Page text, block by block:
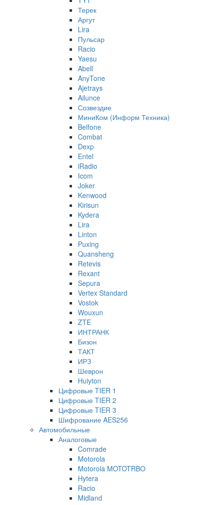
Терек
Аргут
Lira
Пульсар
Racio
Yaesu
Abell
AnyTone
Ajetrays
Ailunce
Созвездие
МиниКом (Информ Техника)
Belfone
Combat
Dexp
Entel
iRadio
Icom
Joker
Kenwood
Kirisun
Kydera
Lira
Linton
Puxing
Quansheng
Retevis
Rexant
Sepura
Vertex Standard
Vostok
Wouxun
ZTE
ИНТРАНК
Бизон
ТАКТ
ИРЗ
Шеврон
Huiyton
Цифровые TIER 1
Цифровые TIER 2
Цифровые TIER 3
Шифрование AES256
Автомобильные
Аналоговые
Comrade
Motorola
Motorola MOTOTRBO
Hytera
Racio
Midland